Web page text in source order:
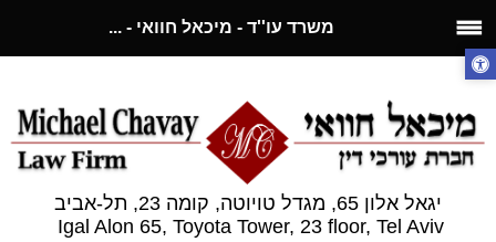
משרד עו''ד - מיכאל חוואי - ...
יגאל אלון 65, מגדל טויוטה, קומה 23, תל-אביב
Igal Alon 65, Toyota Tower, 23 floor, Tel Aviv